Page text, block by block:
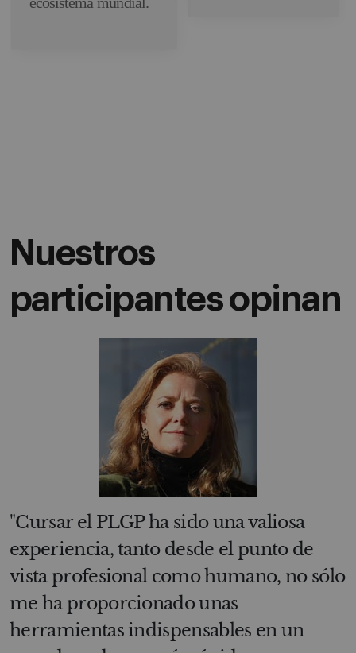
Nuestros
participantes opinan
"Cursar el PLGP ha sido una valiosa
experiencia, tanto desde el punto de
vista profesional como humano, no sólo
me ha proporcionado unas
herramientas indispensables en un